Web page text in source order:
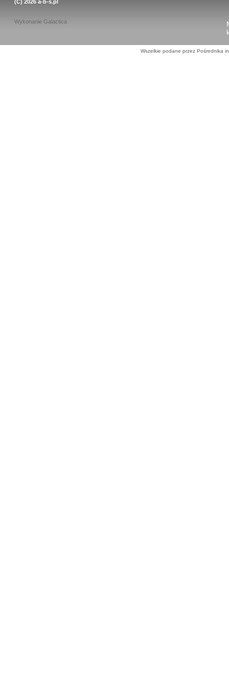
(C) 2026 a-b-s.pl
Wykonanie Galactica
Wszelkie podane przez Pośrednika